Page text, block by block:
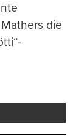
die